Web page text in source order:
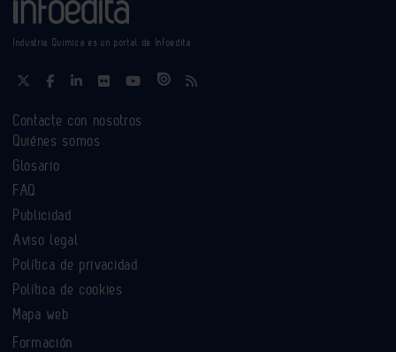
Industria Química es un portal de Infoedita
Contacte con nosotros
Quiénes somos
Glosario
FAQ
Publicidad
Aviso legal
Política de privacidad
Política de cookies
Mapa web
Formación